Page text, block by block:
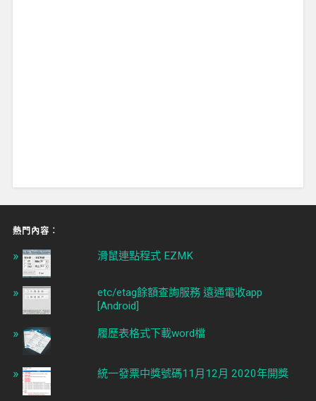
熱門內容︰
滑鼠連點程式 EZMK
etc/etag餘額查詢服務 遠通電收app
[Android]
履歷表格式下載word檔
統一發票中獎號碼11月12月 2020年開獎